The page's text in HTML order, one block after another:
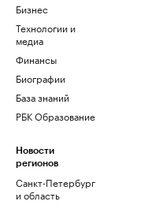
Бизнес
Технологии и
медиа
Финансы
Биографии
База знаний
РБК Образование
Новости
регионов
Санкт-Петербург
и область